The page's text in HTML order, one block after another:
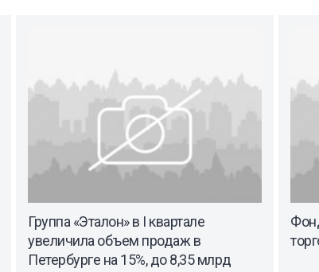
Группа «Эталон» в I квартале
увеличила объем продаж в
Петербурге на 15%, до 8,35 млрд